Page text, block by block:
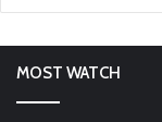
MOST WATCH